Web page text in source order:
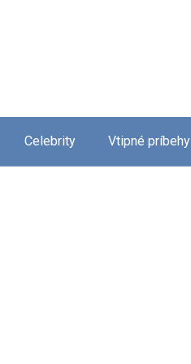
Celebrity Vtipné príbehy